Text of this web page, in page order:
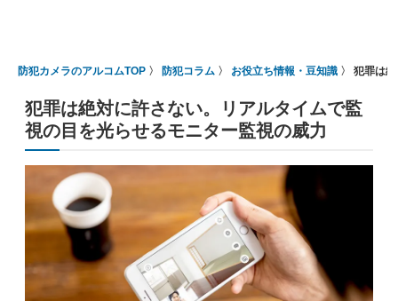
防犯カメラのアルコムTOP 防犯コラム お役立ち情報・豆知識 犯罪は
犯罪は絶対に許さない。リアルタイムで監
視の目を光らせるモニター監視の威力